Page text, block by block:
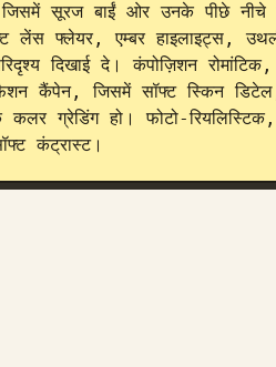
जिसमें सूरज बाईं ओर उनके पीछे
लेंस फ्लेयर, एम्बर हाइलाइट्स,
दिखाई दे। कंपोज़िशन
कैंपेन, जिसमें सॉफ्ट स्किन डिटेल,
ग्रेडिंग हो। फोटो-
कंट्रास्ट।